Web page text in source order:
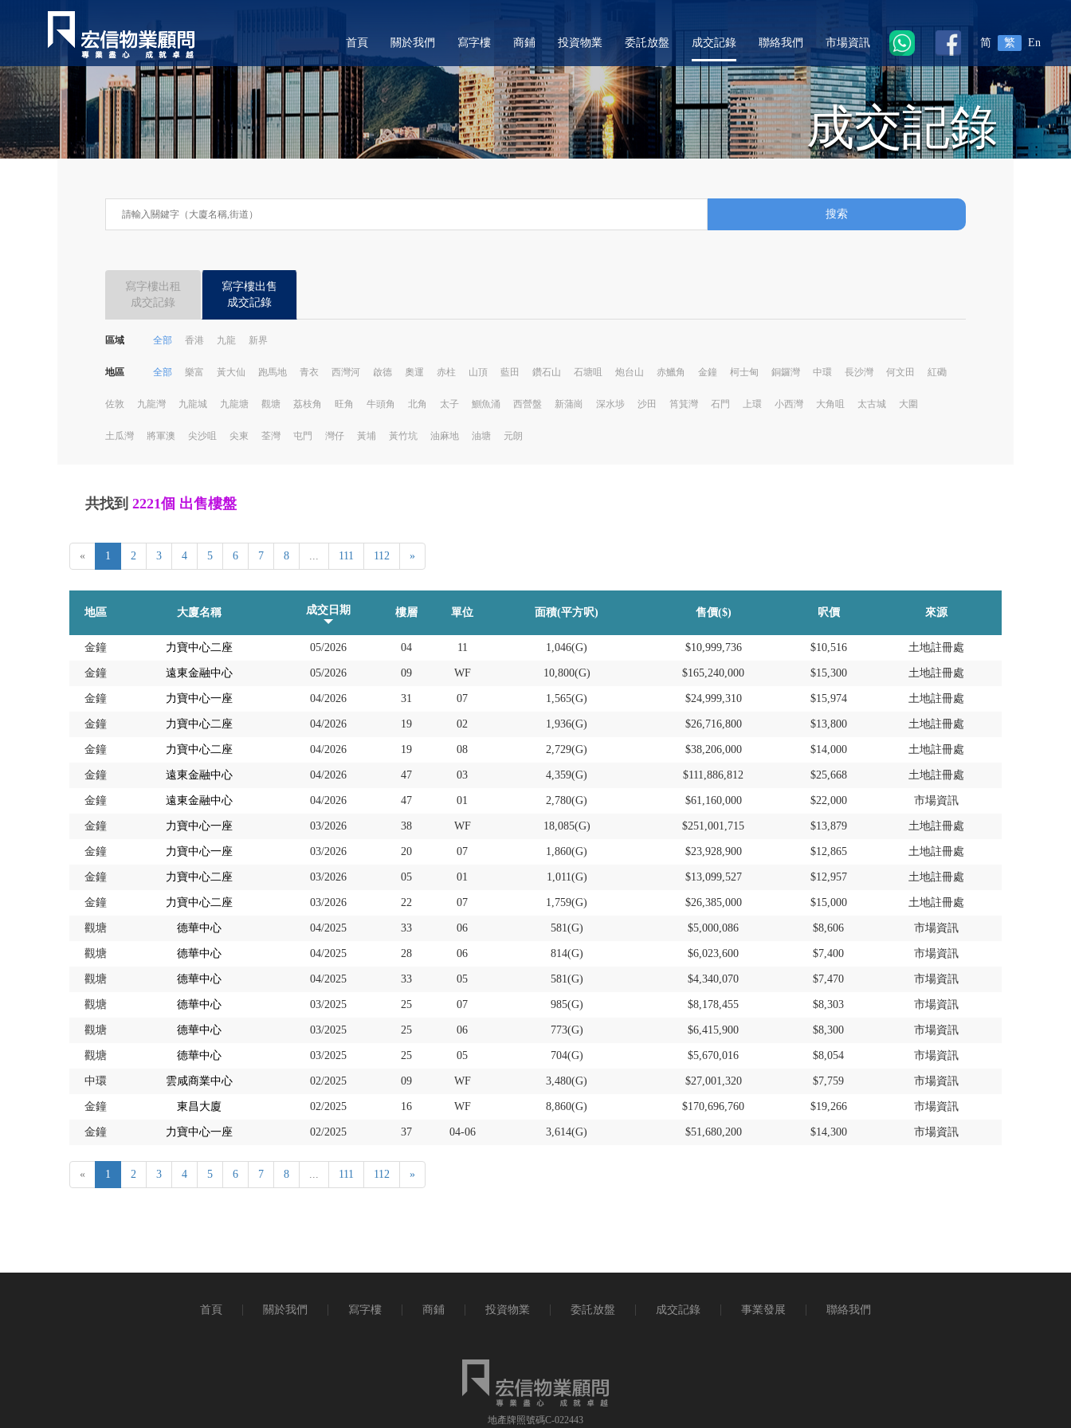
简 繁 En
首頁 關於我們 寫字樓 商鋪 投資物業 委託放盤 成交記錄 聯絡我們 市場資訊
成交記錄
搜索
寫字樓出租
成交記錄
寫字樓出售
成交記錄
區域 全部 香港 九龍 新界
地區 全部 樂富 黃大仙 跑馬地 青衣 西灣河 啟德 奧運 赤柱 山頂 藍田 鑽石山 石塘咀 炮台山 赤鱲角 金鐘 柯士甸 銅鑼灣 中環 長沙灣 何文田 紅磡
佐敦 九龍灣 九龍城 九龍塘 觀塘 荔枝角 旺角 牛頭角 北角 太子 鰂魚涌 西營盤 新蒲崗 深水埗 沙田 筲箕灣 石門 上環 小西灣 大角咀 太古城 大圍
土瓜灣 將軍澳 尖沙咀 尖東 荃灣 屯門 灣仔 黃埔 黃竹坑 油麻地 油塘 元朗
共找到 2221個 出售樓盤
« 1 2 3 4 5 6 7 8 ... 111 112 »
地區 大廈名稱 成交日期 樓層 單位 面積(平方呎) 售價($) 呎價 來源
金鐘 力寶中心二座 05/2026 04 11 1,046(G) $10,999,736 $10,516 土地註冊處
金鐘 遠東金融中心 05/2026 09 WF 10,800(G) $165,240,000 $15,300 土地註冊處
金鐘 力寶中心一座 04/2026 31 07 1,565(G) $24,999,310 $15,974 土地註冊處
金鐘 力寶中心二座 04/2026 19 02 1,936(G) $26,716,800 $13,800 土地註冊處
金鐘 力寶中心二座 04/2026 19 08 2,729(G) $38,206,000 $14,000 土地註冊處
金鐘 遠東金融中心 04/2026 47 03 4,359(G) $111,886,812 $25,668 土地註冊處
金鐘 遠東金融中心 04/2026 47 01 2,780(G) $61,160,000 $22,000 市場資訊
金鐘 力寶中心一座 03/2026 38 WF 18,085(G) $251,001,715 $13,879 土地註冊處
金鐘 力寶中心一座 03/2026 20 07 1,860(G) $23,928,900 $12,865 土地註冊處
金鐘 力寶中心二座 03/2026 05 01 1,011(G) $13,099,527 $12,957 土地註冊處
金鐘 力寶中心二座 03/2026 22 07 1,759(G) $26,385,000 $15,000 土地註冊處
觀塘 德華中心 04/2025 33 06 581(G) $5,000,086 $8,606 市場資訊
觀塘 德華中心 04/2025 28 06 814(G) $6,023,600 $7,400 市場資訊
觀塘 德華中心 04/2025 33 05 581(G) $4,340,070 $7,470 市場資訊
觀塘 德華中心 03/2025 25 07 985(G) $8,178,455 $8,303 市場資訊
觀塘 德華中心 03/2025 25 06 773(G) $6,415,900 $8,300 市場資訊
觀塘 德華中心 03/2025 25 05 704(G) $5,670,016 $8,054 市場資訊
中環 雲咸商業中心 02/2025 09 WF 3,480(G) $27,001,320 $7,759 市場資訊
金鐘 東昌大廈 02/2025 16 WF 8,860(G) $170,696,760 $19,266 市場資訊
金鐘 力寶中心一座 02/2025 37 04-06 3,614(G) $51,680,200 $14,300 市場資訊
« 1 2 3 4 5 6 7 8 ... 111 112 »
首頁 關於我們 寫字樓 商鋪 投資物業 委託放盤 成交記錄 事業發展 聯絡我們
地產牌照號碼C-022443